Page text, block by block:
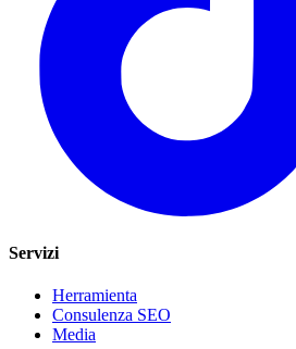
Servizi
Herramienta
Consulenza SEO
Media